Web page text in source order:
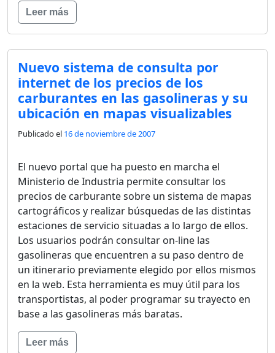
Leer más
Nuevo sistema de consulta por
internet de los precios de los
carburantes en las gasolineras y su
ubicación en mapas visualizables
Publicado el 16 de noviembre de 2007
El nuevo portal que ha puesto en marcha el
Ministerio de Industria permite consultar los
precios de carburante sobre un sistema de mapas
cartográficos y realizar búsquedas de las distintas
estaciones de servicio situadas a lo largo de ellos.
Los usuarios podrán consultar on-line las
gasolineras que encuentren a su paso dentro de
un itinerario previamente elegido por ellos mismos
en la web. Esta herramienta es muy útil para los
transportistas, al poder programar su trayecto en
base a las gasolineras más baratas.
Leer más